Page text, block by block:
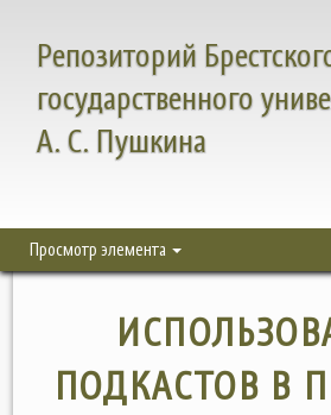
Репозиторий
государственного
А. С. Пушкина
Просмотр элемента
ПОДКАСТОВ В